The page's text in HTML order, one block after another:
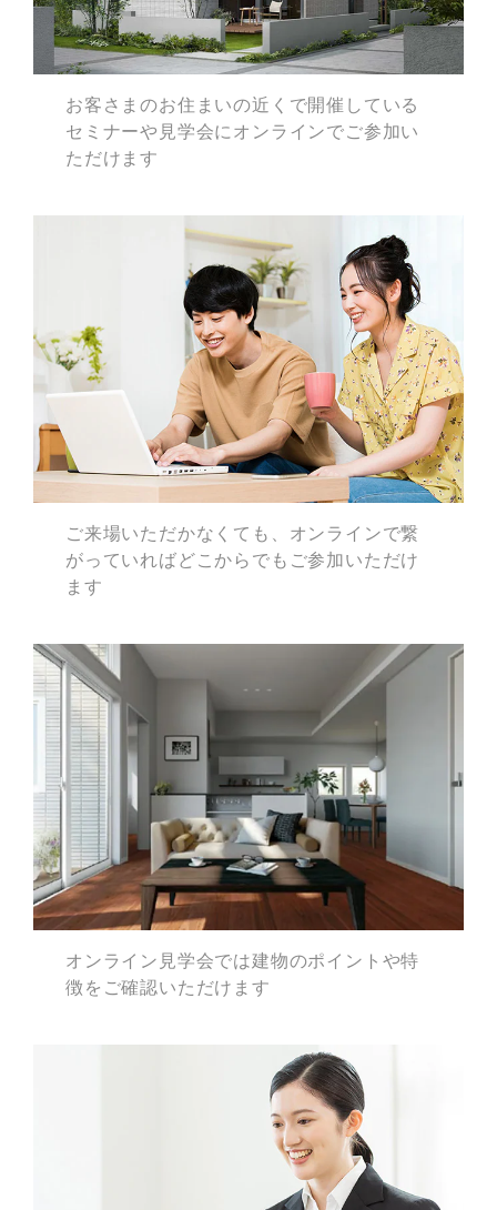
お客さまのお住まいの近くで開催している
セミナーや見学会に オンラインでご参加い
ただけます
ご来場いただかなくても、 オンラインで繋
がっていればどこからでもご参加いただけ
ます
オンライン見学会では建物のポイントや特
徴を ご確認いただけます